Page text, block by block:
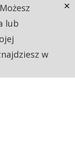
lub
w
×